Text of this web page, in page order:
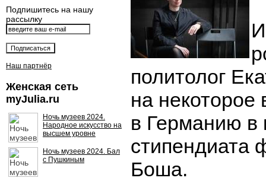
Подпишитесь на нашу
рассылку
Наш партнёр
Женская сеть
myJulia.ru
Ночь музеев 2024.
Народное искусство на
высшем уровне
Ночь музеев 2024. Бал
с Пушкиным
политолог
на некоторое
в Германию в
стипендиата
Боша.